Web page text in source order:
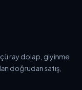
ray dolap, giyinme
doğrudan satış,